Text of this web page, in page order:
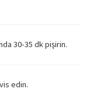
30-35 dk pişirin.
edin.